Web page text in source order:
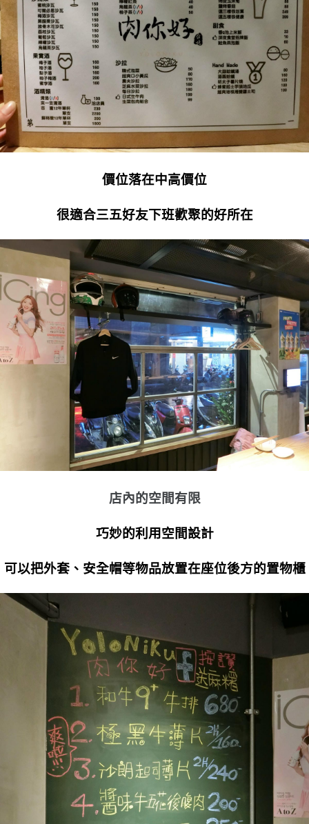
價位落在中高價位
很適合三五好友下班歡聚的好所在
店內的空間有限
巧妙的利用空間設計
可以把外套、安全帽等物品放置在座位後方的置物櫃